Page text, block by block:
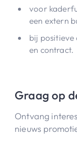
voor
een extern
bij
en contract.
Graag op
Ontvang
nieuws